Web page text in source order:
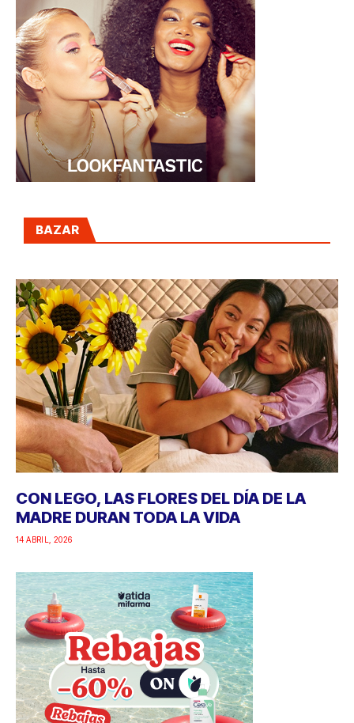
BAZAR
CON LEGO, LAS FLORES DEL DÍA DE LA
MADRE DURAN TODA LA VIDA
14 ABRIL, 2026